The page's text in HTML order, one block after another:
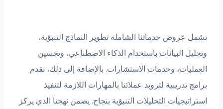
خدماتنا الشاملة تطوير النماذج التنبؤية،
البيانات باستخدام الذكاء الاصطناعي، وتحسين
وخدمات الاستشارات. بالإضافة إلى ذلك، نقدم
لتزويد عملائنا بالمهارات اللازمة لتنفيذ
التحليلات التنبؤية بنجاح. يضمن نهجنا الذي يركز